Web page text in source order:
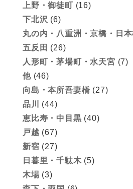
上野・御徒町 (16)
下北沢 (6)
丸の内・八重洲・京橋・日
五反田 (26)
人形町・茅場町・水天宮 (7)
他(46)
向島・本所吾妻橋 (27)
品川
(44)
恵比寿・中目黒 (40)
戸越 (67)
新宿 (27)
日暮里・千駄木 (5)
木場 (3)